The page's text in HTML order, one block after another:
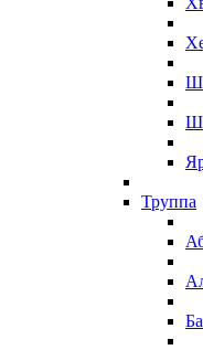
Труппа